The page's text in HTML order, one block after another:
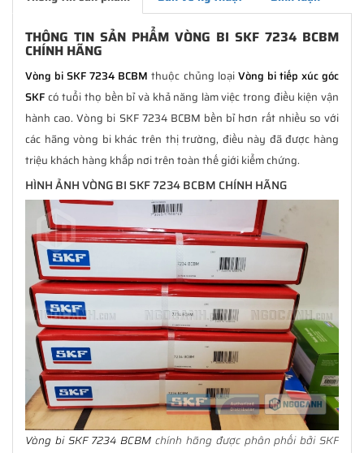
THÔNG TIN SẢN PHẨM VÒNG BI SKF 7234 BCBM
CHÍNH HÃNG
Vòng bi SKF 7234 BCBM thuộc chủng loạiVòng bi tiếp xúc góc
SKFcó tuổi thọ bền bỉ và khả năng làm việc trong điều kiện vận
hành cao. Vòng bi SKF 7234 BCBM bền bỉ hơn rất nhiều so với
các hãng vòng bi khác trên thị trường, điều này đã được hàng
triệu khách hàng khắp nơi trên toàn thế giới kiểm chứng.
HÌNH ẢNH VÒNG BI SKF 7234 BCBM CHÍNH HÃNG
Vòng bi SKF 7234 BCBM chính hãng được phân phối bởi SKF